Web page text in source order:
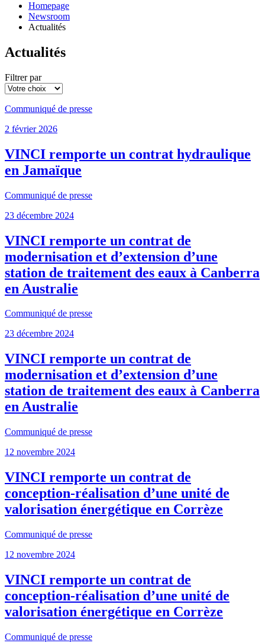
Homepage
Newsroom
Actualités
Actualités
Filtrer par
Communiqué de presse
2 février 2026
VINCI remporte un contrat hydraulique
en Jamaïque
Communiqué de presse
23 décembre 2024
VINCI remporte un contrat de
modernisation et d’extension d’une
station de traitement des eaux à Canberra
en Australie
Communiqué de presse
23 décembre 2024
VINCI remporte un contrat de
modernisation et d’extension d’une
station de traitement des eaux à Canberra
en Australie
Communiqué de presse
12 novembre 2024
VINCI remporte un contrat de
conception-réalisation d’une unité de
valorisation énergétique en Corrèze
Communiqué de presse
12 novembre 2024
VINCI remporte un contrat de
conception-réalisation d’une unité de
valorisation énergétique en Corrèze
Communiqué de presse